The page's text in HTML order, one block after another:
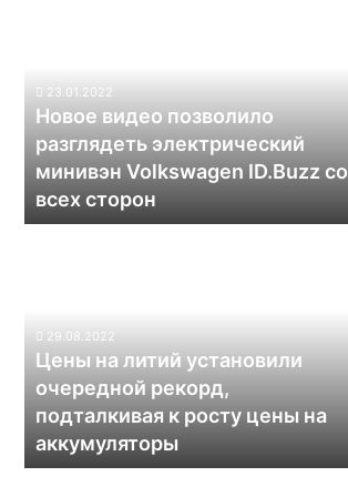
минивэн
ID.Buzz
со
всех
сторон
23.01.2022
Новое видео позволило
разглядеть электрический
минивэн Volkswagen ID.Buzz со
всех сторон
рекорд,
подталкивая
росту
цены
на
29.08.2022
Цены на литий установили
очередной рекорд,
подталкивая к росту цены на
аккумуляторы